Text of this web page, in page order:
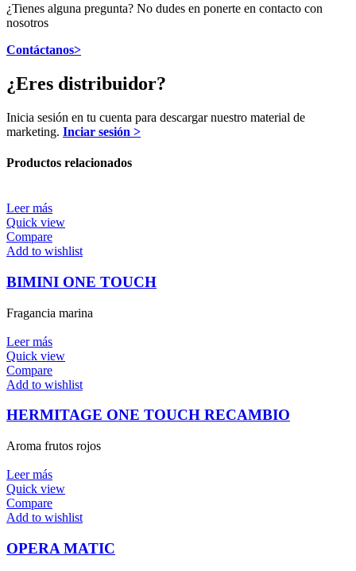
¿Tienes alguna pregunta? No dudes en ponerte en contacto con
nosotros
Contáctanos>
¿Eres distribuidor?
Inicia sesión en tu cuenta para descargar nuestro material de
marketing. Inciar sesión >
Productos relacionados
Leer más
Quick view
Compare
Add to wishlist
BIMINI ONE TOUCH
Fragancia marina
Leer más
Quick view
Compare
Add to wishlist
HERMITAGE ONE TOUCH RECAMBIO
Aroma frutos rojos
Leer más
Quick view
Compare
Add to wishlist
OPERA MATIC